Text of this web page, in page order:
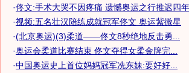
·佟文:手术大哭不因疼痛 遗憾奥运之行推迟四年
·视频:五名壮汉陪练成就冠军佟文 奥运紫微星
·(北京奥运)(3)柔道——佟文8秒绝地反击勇...
·奥运会柔道比赛结束 佟文夺得女柔金牌完...
·中国奥运史上首位妈妈冠军冼东妹:要好好...